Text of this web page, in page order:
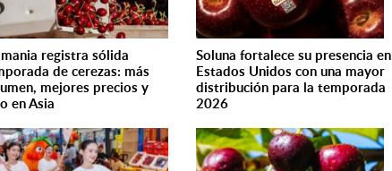
registra sólida
de cerezas: más
mejores precios y
en Asia
Soluna fortalece su presencia en
Estados Unidos con una mayor
distribución para la temporada
2026